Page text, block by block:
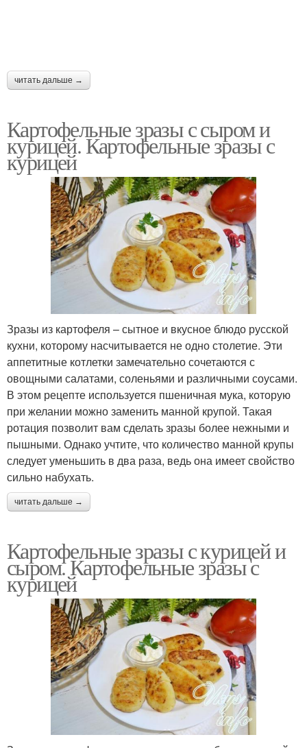
читать дальше →
Картофельные зразы с сыром и
курицей. Картофельные зразы с
курицей
Зразы из картофеля – сытное и вкусное блюдо русской
кухни, которому насчитывается не одно столетие. Эти
аппетитные котлетки замечательно сочетаются с
овощными салатами, соленьями и различными соусами.
В этом рецепте используется пшеничная мука, которую
при желании можно заменить манной крупой. Такая
ротация позволит вам сделать зразы более нежными и
пышными. Однако учтите, что количество манной крупы
следует уменьшить в два раза, ведь она имеет свойство
сильно набухать.
читать дальше →
Картофельные зразы с курицей и
сыром. Картофельные зразы с
курицей